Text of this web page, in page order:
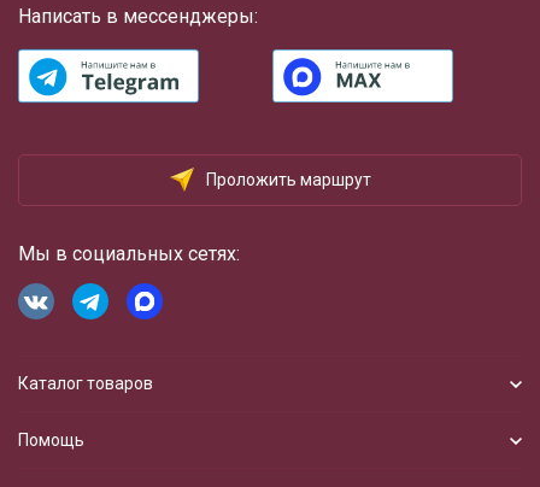
Написать в мессенджеры:
Проложить маршрут
Мы в социальных сетях:
Каталог товаров
Помощь